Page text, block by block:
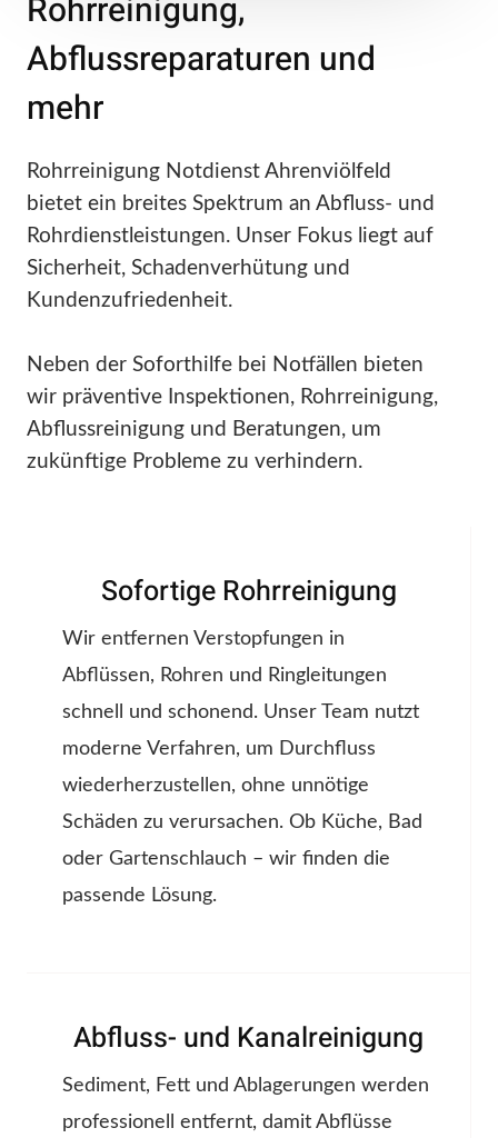
Rohrreinigung,
Abflussreparaturen und
mehr
Rohrreinigung Notdienst Ahrenviölfeld
bietet ein breites Spektrum an Abfluss- und
Rohrdienstleistungen. Unser Fokus liegt auf
Sicherheit, Schadenverhütung und
Kundenzufriedenheit.
Neben der Soforthilfe bei Notfällen bieten
wir präventive Inspektionen, Rohrreinigung,
Abflussreinigung und Beratungen, um
zukünftige Probleme zu verhindern.
Sofortige Rohrreinigung
Wir entfernen Verstopfungen in
Abflüssen, Rohren und Ringleitungen
schnell und schonend. Unser Team nutzt
moderne Verfahren, um Durchfluss
wiederherzustellen, ohne unnötige
Schäden zu verursachen. Ob Küche, Bad
oder Gartenschlauch – wir finden die
passende Lösung.
Abfluss- und Kanalreinigung
Sediment, Fett und Ablagerungen werden
professionell entfernt, damit Abflüsse